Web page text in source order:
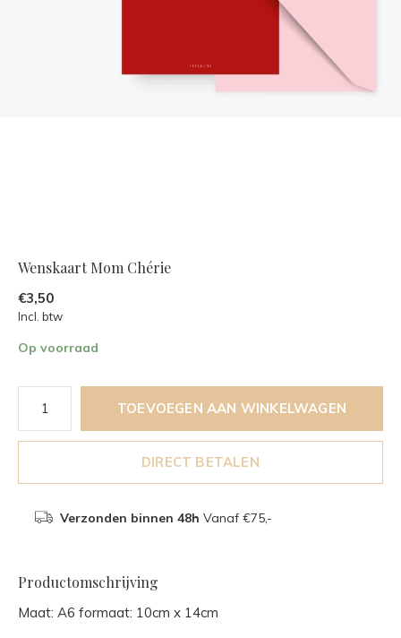
Wenskaart Mom Chérie
€3,50
Incl. btw
Op voorraad
TOEVOEGEN AAN WINKELWAGEN
DIRECT BETALEN
Verzonden binnen 48h Vanaf €75,-
Productomschrijving
Maat: A6 formaat: 10cm x 14cm